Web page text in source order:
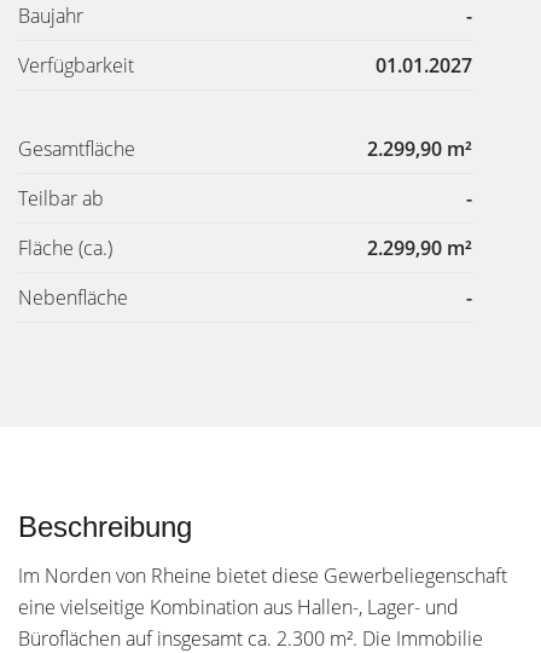
Baujahr
-
Verfügbarkeit
01.01.2027
Gesamtfläche
2.299,90 m²
Teilbar ab
-
Fläche (ca.)
2.299,90 m²
Nebenfläche
-
Beschreibung
Im Norden von Rheine bietet diese Gewerbeliegenschaft
eine vielseitige Kombination aus Hallen-, Lager- und
Büroflächen auf insgesamt ca. 2.300 m². Die Immobilie